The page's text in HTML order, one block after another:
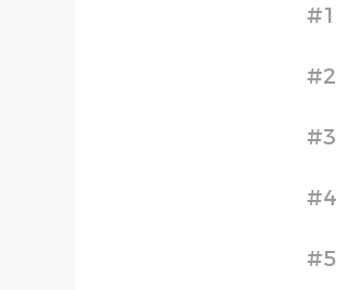
#1
#2
#3
#4
#5